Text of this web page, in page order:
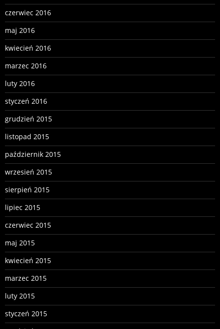
czerwiec 2016
maj 2016
kwiecień 2016
marzec 2016
luty 2016
styczeń 2016
grudzień 2015
listopad 2015
październik 2015
wrzesień 2015
sierpień 2015
lipiec 2015
czerwiec 2015
maj 2015
kwiecień 2015
marzec 2015
luty 2015
styczeń 2015